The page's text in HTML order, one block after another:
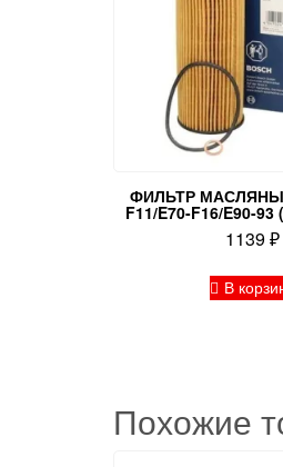
ФИЛЬТР
F11/E70-F16/E90-93
1139₽
В
Похожие